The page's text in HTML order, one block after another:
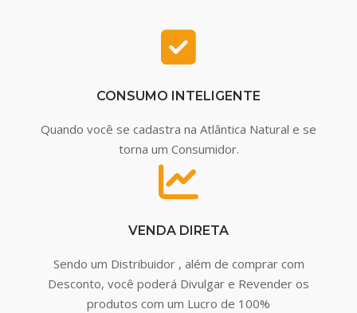
CONSUMO INTELIGENTE
Quando você se cadastra na Atlântica Natural e se
torna um Consumidor.
VENDA DIRETA
Sendo um Distribuidor , além de comprar com
Desconto, você poderá Divulgar e Revender os
produtos com um Lucro de 100%